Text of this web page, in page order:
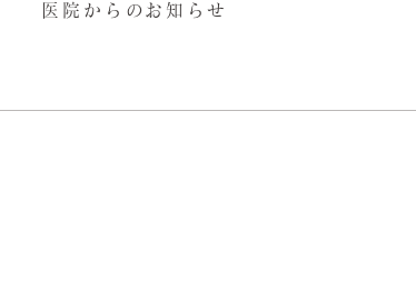
医院からのお知らせ